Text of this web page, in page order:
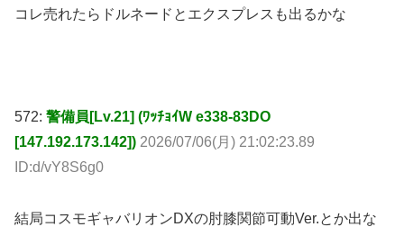
コレ売れたらドルネードとエクスプレスも出るかな
572: 警備員[Lv.21] (ﾜｯﾁｮｲW e338-83DO
[147.192.173.142]) 2026/07/06(月) 21:02:23.89
ID:d/vY8S6g0
結局コスモギャバリオンDXの肘膝関節可動Ver.とか出な